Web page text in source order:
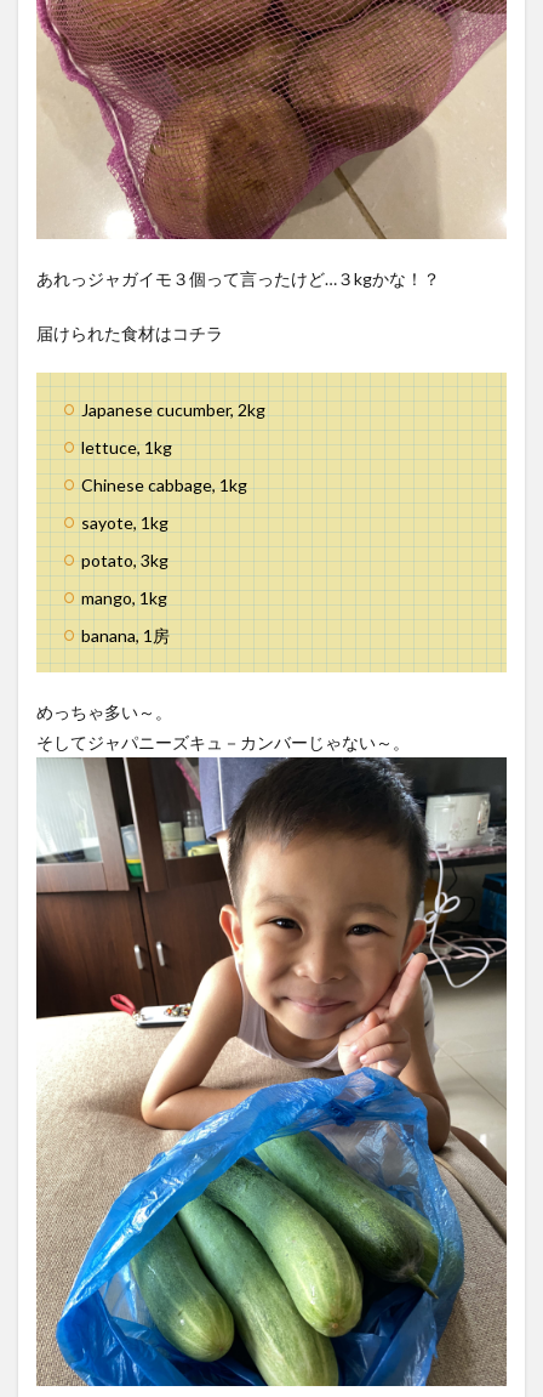
あれっジャガイモ３個って言ったけど…３kgかな！？
届けられた食材はコチラ
Japanese cucumber, 2kg
lettuce, 1kg
Chinese cabbage, 1kg
sayote, 1kg
potato, 3kg
mango, 1kg
banana, 1房
めっちゃ多い～。
そしてジャパニーズキュ－カンバーじゃない～。